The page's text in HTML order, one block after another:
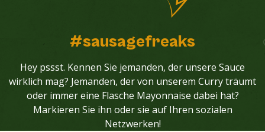
#sausagefreaks
Hey pssst. Kennen Sie jemanden, der unsere Sauce
wirklich mag? Jemanden, der von unserem Curry träumt
oder immer eine Flasche Mayonnaise dabei hat?
Markieren Sie ihn oder sie auf Ihren sozialen
Netzwerken!